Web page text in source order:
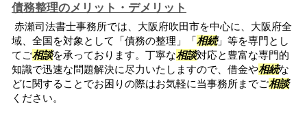
債務整理のメリット・デメリット
赤瀬司法書士事務所では、大阪府吹田市を中心に、大阪府全
域、全国を対象として「債務の整理」「相続」等を専門とし
てご相談を承っております。丁寧な相談対応と豊富な専門的
知識で迅速な問題解決に尽力いたしますので、借金や相続な
どに関することでお困りの際はお気軽に当事務所までご相談
ください。